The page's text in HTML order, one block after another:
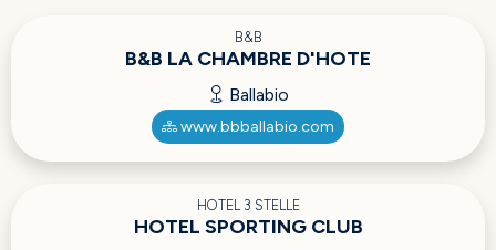
B&B
B&B LA CHAMBRE D'HOTE
Ballabio
www.bbballabio.com
HOTEL 3 STELLE
HOTEL SPORTING CLUB